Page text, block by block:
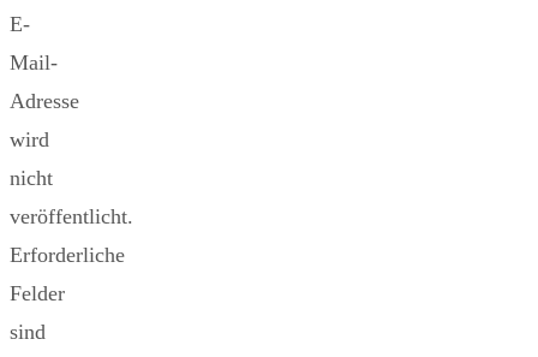
E-
Mail-
Adresse
wird
nicht
veröffentlicht.
Erforderliche
Felder
sind